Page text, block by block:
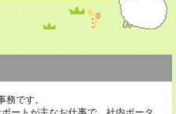
です。